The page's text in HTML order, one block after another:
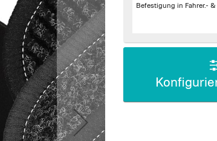
Befestigung in Fahrer.-